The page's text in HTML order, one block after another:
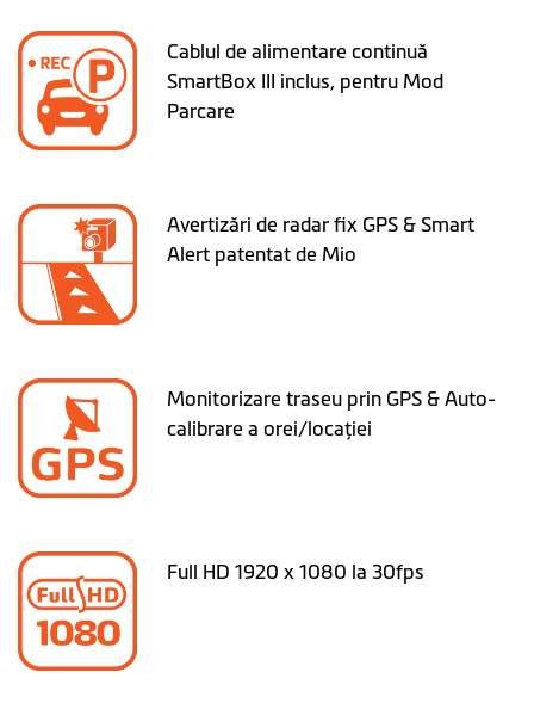
Cablul de alimentare continuă
SmartBox III inclus, pentru Mod
Parcare
Avertizări de radar fix GPS & Smart
Alert patentat de Mio
Monitorizare traseu prin GPS & Auto-
calibrare a orei/locaţiei
Full HD 1920 x 1080 la 30fps